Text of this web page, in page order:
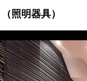
（照明器具）